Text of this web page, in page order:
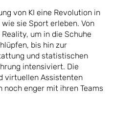
von KI eine Revolution in
sie Sport erleben. Von
um in die Schuhe
bis hin zur
und statistischen
intensiviert. Die
virtuellen Assistenten
noch enger mit ihren Teams